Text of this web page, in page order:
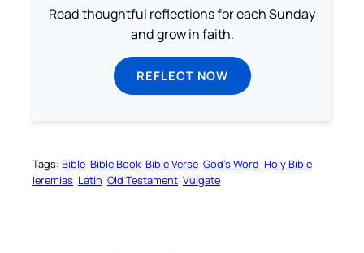
Read thoughtful reflections for each Sunday
and grow in faith.
REFLECT NOW
Tags: Bible Bible Book Bible Verse God’s Word Holy Bible
Ieremias Latin Old Testament Vulgate